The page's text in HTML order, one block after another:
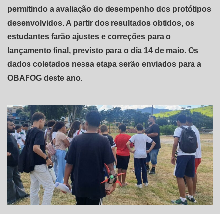
permitindo a avaliação do desempenho dos protótipos
desenvolvidos. A partir dos resultados obtidos, os
estudantes farão ajustes e correções para o
lançamento final, previsto para o dia 14 de maio. Os
dados coletados nessa etapa serão enviados para a
OBAFOG deste ano.